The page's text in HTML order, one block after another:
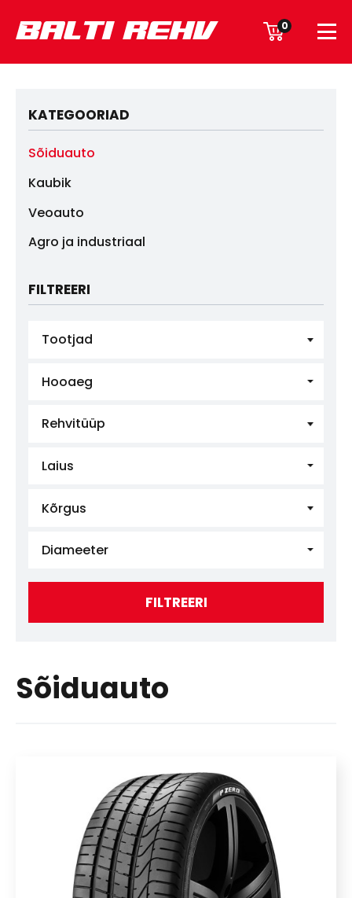
0
KATEGOORIAD
Sõiduauto
Kaubik
Veoauto
Agro ja industriaal
FILTREERI
Tootjad
Rehvitüüp
Hooaeg
Laius
Kõrgus
Diameeter
FILTREERI
Sõiduauto